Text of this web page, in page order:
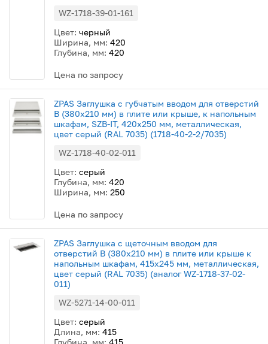
WZ-1718-39-01-161
Цвет: черный
Ширина, мм: 420
Глубина, мм: 420
Цена по запросу
ZPAS Заглушка с губчатым вводом для отверстий
В (380x210 мм) в плите или крыше, к напольным
шкафам, SZB-IT, 420x250 мм, металлическая,
цвет серый (RAL 7035) (1718-40-2-2/7035)
WZ-1718-40-02-011
Цвет: серый
Глубина, мм: 420
Ширина, мм: 250
Цена по запросу
ZPAS Заглушка с щеточным вводом для
отверстий B (380x210 мм) в плите или крыше к
напольным шкафам, 415x245 мм, металлическая,
цвет серый (RAL 7035) (аналог WZ-1718-37-02-
011)
WZ-5271-14-00-011
Цвет: серый
Длина, мм: 415
Глубина, мм: 415